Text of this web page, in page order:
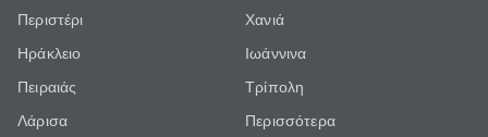
Περιστέρι
Ηράκλειο
Πειραιάς
Λάρισα
Χανιά
Ιωάννινα
Τρίπολη
Περισσότερα